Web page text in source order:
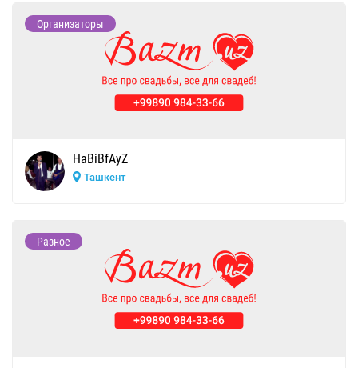
Организаторы
HaBiBfAyZ
Ташкент
Разное